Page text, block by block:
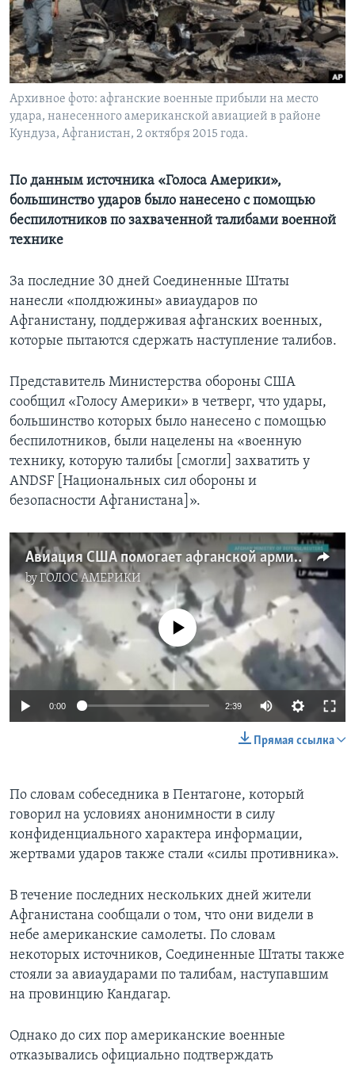
Learning English
СОЦИАЛЬНЫЕ СЕТИ
Языки
Архивное фото: афганские военные прибыли на место
удара, нанесенного американской авиацией в районе
Кундуза, Афганистан, 2 октября 2015 года.
По данным источника «Голоса Америки»,
большинство ударов было нанесено с помощью
беспилотников по захваченной талибами военной
технике
За последние 30 дней Соединенные Штаты
нанесли «полдюжины» авиаударов по
Афганистану, поддерживая афганских военных,
которые пытаются сдержать наступление талибов.
Представитель Министерства обороны США
сообщил «Голосу Америки» в четверг, что удары,
большинство которых было нанесено с помощью
беспилотников, были нацелены на «военную
технику, которую талибы [смогли] захватить у
ANDSF [Национальных сил обороны и
безопасности Афганистана]».
Авиация США помогает афганской армии, нанося удары по талибам
byГОЛОС АМЕРИКИ
No media source currently available
0:00 2:39
Прямая ссылка
По словам собеседника в Пентагоне, который
говорил на условиях анонимности в силу
конфиденциального характера информации,
жертвами ударов также стали «силы противника».
В течение последних нескольких дней жители
Афганистана сообщали о том, что они видели в
небе американские самолеты. По словам
некоторых источников, Соединенные Штаты также
стояли за авиаударами по талибам, наступавшим
на провинцию Кандагар.
Однако до сих пор американские военные
отказывались официально подтверждать